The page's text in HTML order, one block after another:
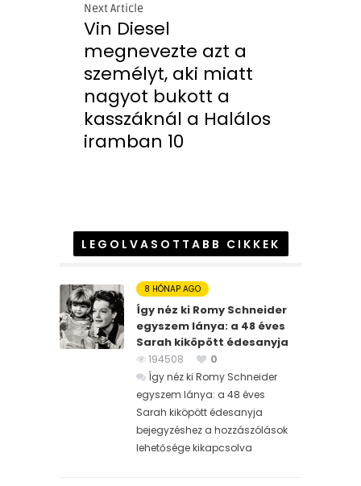
Next Article
Vin Diesel
megnevezte azt a
személyt, aki miatt
nagyot bukott a
kasszáknál a Halálos
iramban 10
LEGOLVASOTTABB CIKKEK
8 HÓNAP AGO
Így néz ki Romy Schneider
egyszem lánya: a 48 éves
Sarah kiköpött édesanyja
194508
0
Így néz ki Romy Schneider
egyszem lánya: a 48 éves
Sarah kiköpött édesanyja
bejegyzéshez a hozzászólások
lehetősége kikapcsolva